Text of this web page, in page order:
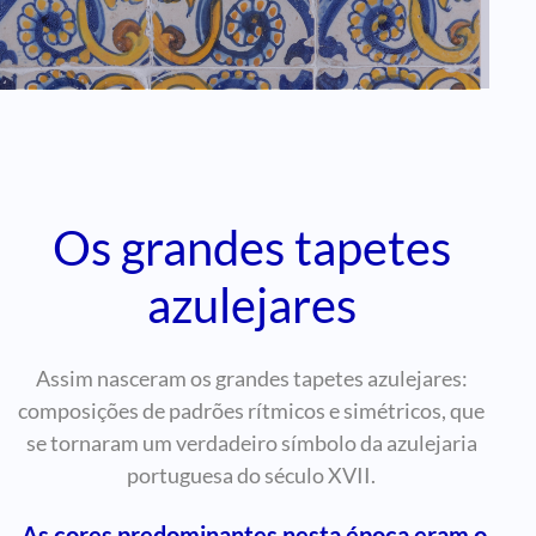
Os grandes tapetes
azulejares
Assim nasceram os grandes tapetes azulejares:
composições de padrões rítmicos e simétricos, que
se tornaram um verdadeiro símbolo da azulejaria
portuguesa do século XVII.